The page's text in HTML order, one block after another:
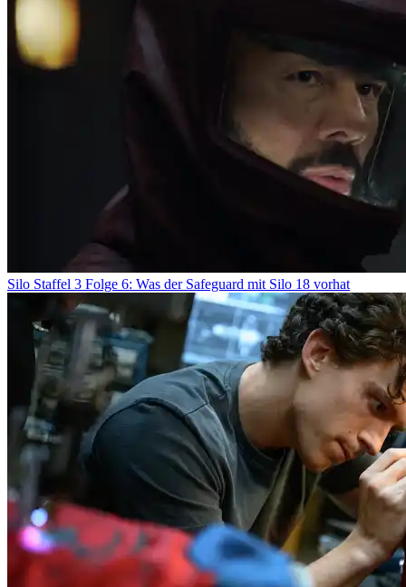
Silo Staffel 3 Folge 6: Was der Safeguard mit Silo 18 vorhat